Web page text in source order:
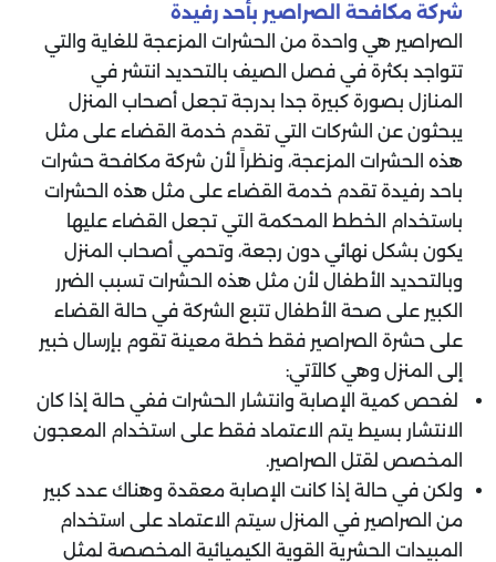
‏شركة مكافحة الصراصير بأحد رفيدة
‏الصراصير هي واحدة من الحشرات المزعجة للغاية والتي
تتواجد بكثرة في فصل الصيف بالتحديد انتشر في
المنازل بصورة كبيرة جدا بدرجة تجعل أصحاب المنزل
يبحثون عن الشركات التي تقدم خدمة القضاء على مثل
هذه الحشرات المزعجة، ونظراً لأن شركة مكافحة حشرات
باحد رفيدة تقدم خدمة القضاء على مثل هذه الحشرات
باستخدام الخطط المحكمة التي تجعل القضاء عليها
يكون بشكل نهائي دون رجعة، وتحمي أصحاب المنزل
وبالتحديد الأطفال لأن مثل هذه الحشرات تسبب الضرر
الكبير على صحة الأطفال ‏تتبع الشركة في حالة القضاء
على حشرة الصراصير فقط خطة معينة تقوم بإرسال خبير
إلى المنزل وهي كالآتي:
لفحص كمية الإصابة وانتشار الحشرات ففي حالة إذا كان
الانتشار بسيط يتم الاعتماد فقط على استخدام المعجون
المخصص لقتل الصراصير.
‏ولكن في حالة إذا كانت الإصابة معقدة وهناك عدد كبير
من الصراصير في المنزل سيتم الاعتماد على استخدام
المبيدات الحشرية القوية الكيميائية المخصصة لمثل